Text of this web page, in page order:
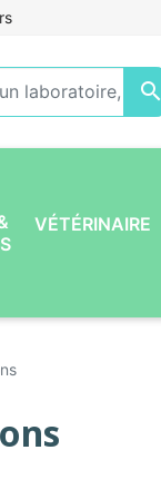

VÉTÉRINAIRE